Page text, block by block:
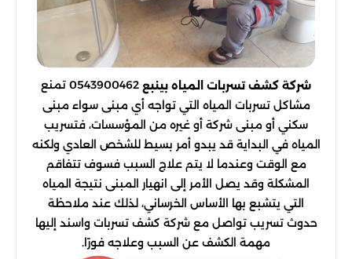
شركة كشف تسربات المياه بينبع
0543900462 تمنع
مشاكل تسربات المياه التي تواجه أي مبنى سواء مبنى
سكني أو مبنى شركة أو غيره من المؤسسات، فتسريب
المياه في البداية قد يبدو أمر بسيط للشخص العادي ولكنه
مع الوقت وعندما لا يتم علاج السبب فسوف تتفاقم
المشكلة وقد يصل الأمر إلى انهيار المبنى نتيجة المياه
التي يتشبع بها الأساس الخرساني، لذلك عند ملاحظة
حدوث تسريب تواصل مع شركة كشف تسربات واسند إليها
مهمة الكشف عن السبب وعلاجه فورًا.